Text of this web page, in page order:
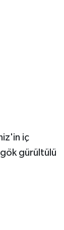
iç
gürültülü